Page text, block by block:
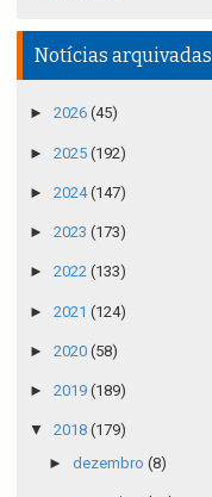
Notícias arquivadas
► 2026 (45)
► 2025 (192)
► 2024(147)
► 2023 (173)
► 2022 (133)
► 2021 (124)
► 2020 (58)
► 2019 (189)
▼ 2018 (179)
► dezembro (8)